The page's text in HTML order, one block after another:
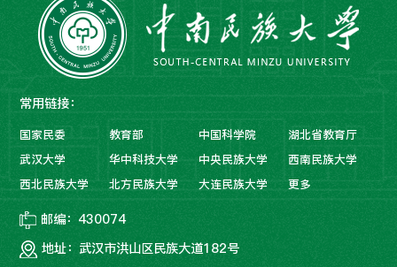
常用链接：
国家民委 教育部 中国科学院
湖北省教育厅
武汉大学
华中科技大学 中央民族大学
西南民族大学
西北民族大学
北方民族大学 大连民族大学 更多
邮编：430074
地址：武汉市洪山区民族大道182号